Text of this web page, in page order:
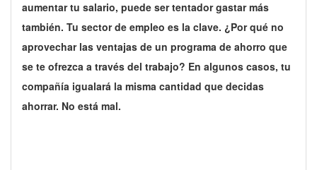
aumentar tu salario, puede ser tentador gastar más
también. Tu sector de empleo es la clave. ¿Por qué no
aprovechar las ventajas de un programa de ahorro que
se te ofrezca a través del trabajo? En algunos casos, tu
compañía igualará la misma cantidad que decidas
ahorrar. No está mal.